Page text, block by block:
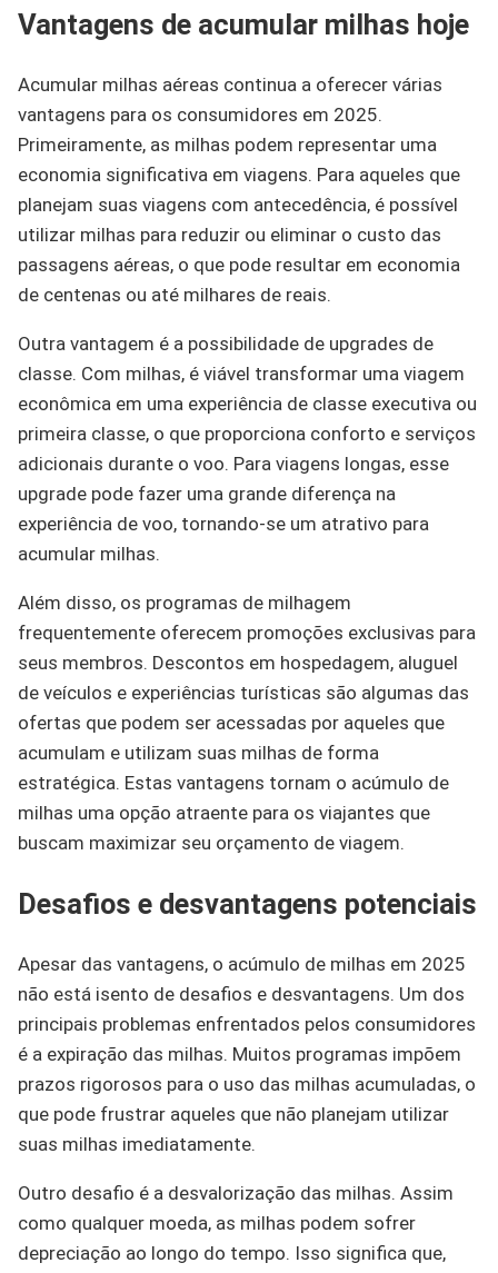
Vantagens de acumular milhas hoje
Acumular milhas aéreas continua a oferecer várias
vantagens para os consumidores em 2025.
Primeiramente, as milhas podem representar uma
economia significativa em viagens. Para aqueles que
planejam suas viagens com antecedência, é possível
utilizar milhas para reduzir ou eliminar o custo das
passagens aéreas, o que pode resultar em economia
de centenas ou até milhares de reais.
Outra vantagem é a possibilidade de upgrades de
classe. Com milhas, é viável transformar uma viagem
econômica em uma experiência de classe executiva ou
primeira classe, o que proporciona conforto e serviços
adicionais durante o voo. Para viagens longas, esse
upgrade pode fazer uma grande diferença na
experiência de voo, tornando-se um atrativo para
acumular milhas.
Além disso, os programas de milhagem
frequentemente oferecem promoções exclusivas para
seus membros. Descontos em hospedagem, aluguel
de veículos e experiências turísticas são algumas das
ofertas que podem ser acessadas por aqueles que
acumulam e utilizam suas milhas de forma
estratégica. Estas vantagens tornam o acúmulo de
milhas uma opção atraente para os viajantes que
buscam maximizar seu orçamento de viagem.
Desafios e desvantagens potenciais
Apesar das vantagens, o acúmulo de milhas em 2025
não está isento de desafios e desvantagens. Um dos
principais problemas enfrentados pelos consumidores
é a expiração das milhas. Muitos programas impõem
prazos rigorosos para o uso das milhas acumuladas, o
que pode frustrar aqueles que não planejam utilizar
suas milhas imediatamente.
Outro desafio é a desvalorização das milhas. Assim
como qualquer moeda, as milhas podem sofrer
depreciação ao longo do tempo. Isso significa que,